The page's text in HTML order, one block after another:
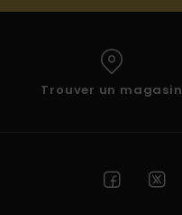
Trouver un magasin